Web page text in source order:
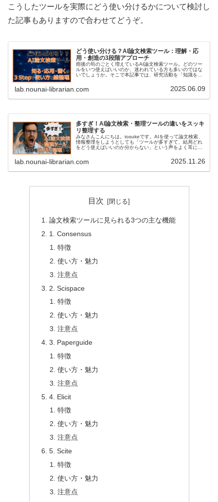
こうしたツールを実際にどう使い分けるかについて検討し
た記事もありますので合わせてどうぞ。
どう使い分ける？AI論文検索ツール：理解・応
用・創造の3段階アプローチ
雨後の筍のごとく増えているAI論文検索ツール。どのツー
ルをいつ使えばいいのか、迷われている方も多いのではな
いでしょうか。そこで本記事では、研究活動を「知識を理
lab.nounai-librarian.com 2025.06.09
多すぎ！AI論文検索・整理ツールの違いをスッキ
リ整理する
みなさんこんにちは。tosukeです。AIを使って論文検索、
情報整理をしようとしても「ツールが多すぎて、結局どれ
をどう使えばいいのか分からない」という声をよく耳にし
lab.nounai-librarian.com 2025.11.26
目次
論文検索ツールに見られる3つの主な機能
1. Consensus
特徴
使い方・魅力
注意点
2. Scispace
特徴
使い方・魅力
注意点
3. Paperguide
特徴
使い方・魅力
注意点
4. Elicit
特徴
使い方・魅力
注意点
5. Scite
特徴
使い方・魅力
注意点